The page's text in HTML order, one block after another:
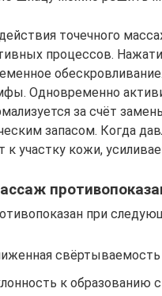
точечного
процессов.
Одновременно
за счёт
запасом. Когда
к участку кожи,
при
свёртываемость
к образованию